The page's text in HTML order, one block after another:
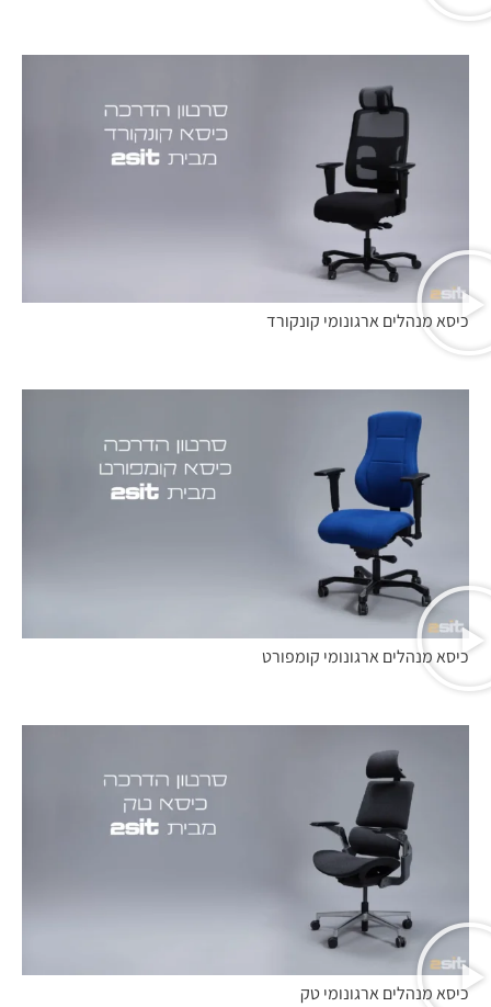
כיסא מנהלים ארגונומי קונקורד
כיסא מנהלים ארגונומי קומפורט
כיסא מנהלים ארגונומי טק